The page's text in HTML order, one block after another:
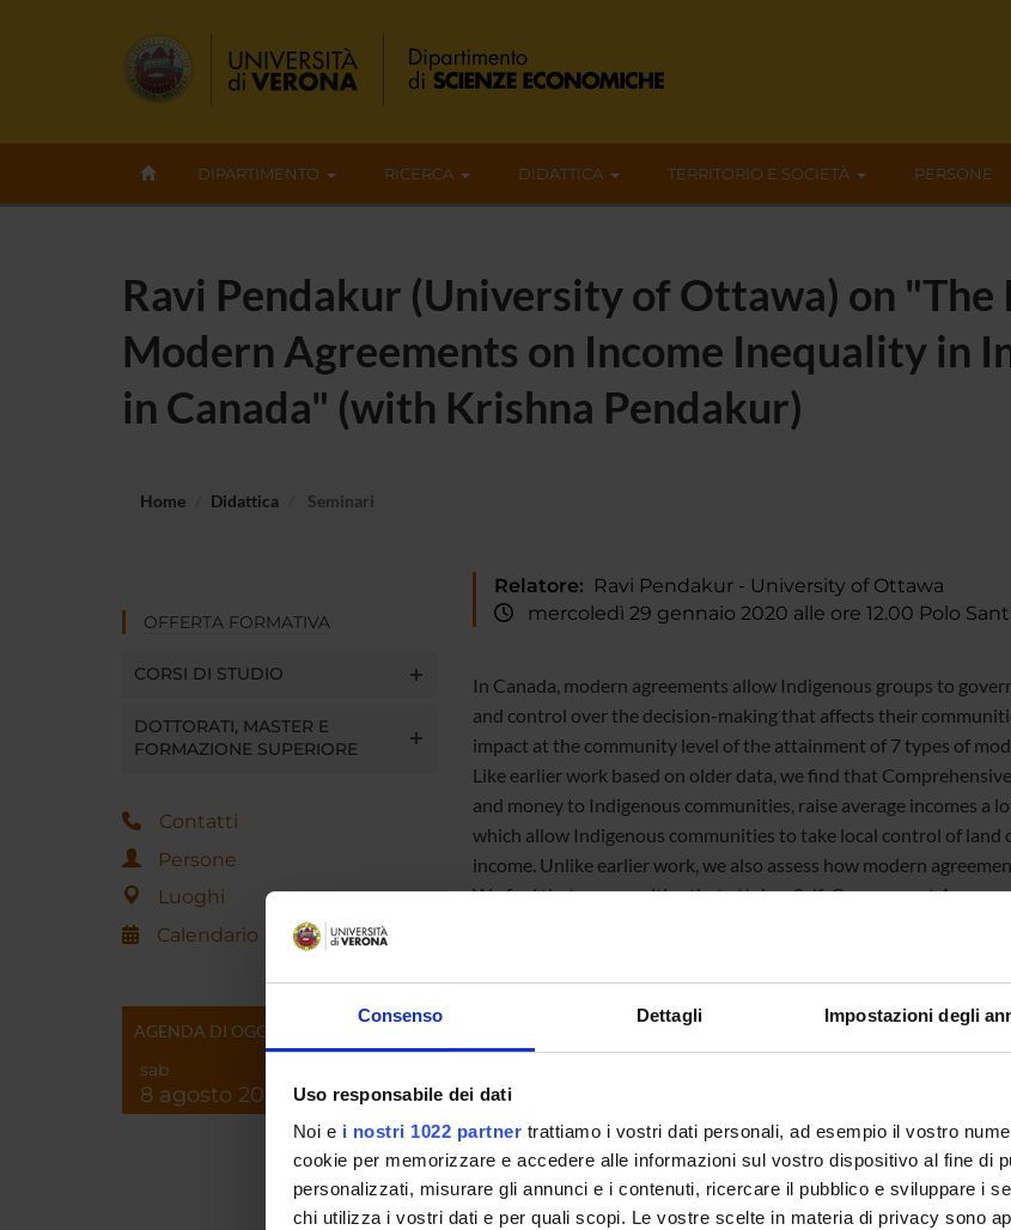
Consenso Dettagli Impostazioni degli
Uso responsabile dei dati
Noi e i nostri 1022 partner trattiamo i vostri dati personali, ad esempio il vostro
cookie per memorizzare e accedere alle informazioni sul vostro dispositivo al fine di
personalizzati, misurare gli annunci e i contenuti, ricercare il pubblico e sviluppare i
chi utilizza i vostri dati e per quali scopi. Le vostre scelte in materia di privacy sono
DIPARTIMENTO RICERCA DIDATTICA TERRITORIO E SOCIETÀ PERSONE
Ravi Pendakur (University of Ottawa) on "The
Modern Agreements on Income Inequality in
in Canada" (with Krishna Pendakur)
Home Didattica Seminari
OFFERTA FORMATIVA
CORSI DI STUDIO
DOTTORATI, MASTER E
FORMAZIONE SUPERIORE
Contatti
Persone
Luoghi
Calendario
AGENDA DI OGGI
sab
8 agosto 2026
Relatore: Ravi Pendakur - University of Ottawa
mercoledì 29 gennaio 2020 alle ore 12.00 Polo
In Canada, modern agreements allow Indigenous groups to
and control over the decision-making that affects their
impact at the community level of the attainment of 7 types of
Like earlier work based on older data, we find that
and money to Indigenous communities, raise average incomes a
which allow Indigenous communities to take local control of land
income. Unlike earlier work, we also assess how modern
We find that communities that attain a Self-Government
see a decrease in the Gini coefficient for income inequality of
agreements also affects inter-group inequality. In particular,
between Indigenous and non-Indigenous households, even as
Referente esterno
Data pubblicazione 4 dicembre 2019